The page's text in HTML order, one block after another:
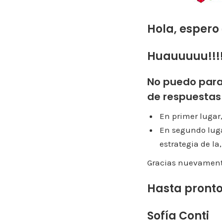
Hola,
No puedo
de
En primer
En segundo
estrategia de
Gracias
Hasta
Sofía Conti